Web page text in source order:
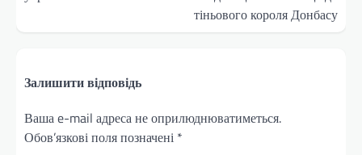
тіньового короля Донбасу
Залишити відповідь
Ваша e-mail адреса не оприлюднюватиметься.
Обов’язкові поля позначені *